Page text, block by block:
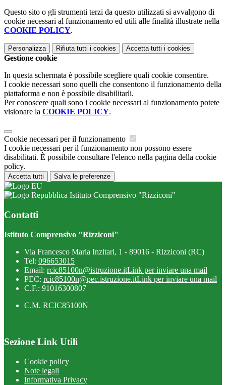
Questo sito o gli strumenti terzi da questo utilizzati si avvalgono di
cookie necessari al funzionamento ed utili alle finalità illustrate nella
COOKIE POLICY.
Personalizza Rifiuta tutti i cookies Accetta tutti i cookies
Gestione cookie
In questa schermata è possibile scegliere quali cookie consentire.
I cookie necessari sono quelli che consentono il funzionamento della
piattaforma e non è possibile disabilitarli.
Per conoscere quali sono i cookie necessari al funzionamento potete
visionare la COOKIE POLICY.
Cookie necessari per il funzionamento
I cookie necessari per il funzionamento non possono essere
disabilitati. È possibile consultare l'elenco nella pagina della cookie
policy.
Accetta tutti Salva le preferenze
Istituto Comprensivo "Rizziconi"
Contatti
Istituto Comprensivo "Rizziconi"
Via Francesco Maria Inzitari, 1 - 89016 - Rizziconi (RC)
Tel: 096653015
Email: rcic85100n@istruzione.itLink per inviare una mail
PEC: rcic85100n@pec.istruzione.itLink per inviare una mail
C.F.: 91016300807
C.M. RCIC85100N
Sezione Link Utili
Cookie policy
Note legali
Informativa Privacy